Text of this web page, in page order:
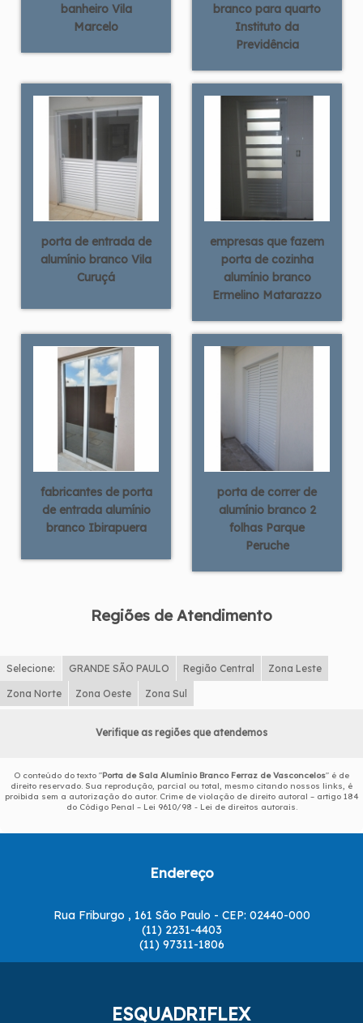
banheiro Vila
Marcelo
branco para quarto
Instituto da
Previdência
porta de entrada de
alumínio branco Vila
Curuçá
empresas que fazem
porta de cozinha
alumínio branco
Ermelino Matarazzo
fabricantes de porta
de entrada alumínio
branco Ibirapuera
porta de correr de
alumínio branco 2
folhas Parque
Peruche
Regiões de Atendimento
Selecione: GRANDE SÃO PAULO Região Central Zona Leste
Zona Norte Zona Oeste Zona Sul
Verifique as regiões que atendemos
O conteúdo do texto "Porta de Sala Alumínio Branco Ferraz de Vasconcelos" é de
direito reservado. Sua reprodução, parcial ou total, mesmo citando nossos links, é
proibida sem a autorização do autor. Crime de violação de direito autoral – artigo 184
do Código Penal – Lei 9610/98 - Lei de direitos autorais
Endereço
Rua Friburgo , 161 São Paulo - CEP: 02440-000
(11) 2231-4403
(11) 97311-1806
ESQUADRIFLEX